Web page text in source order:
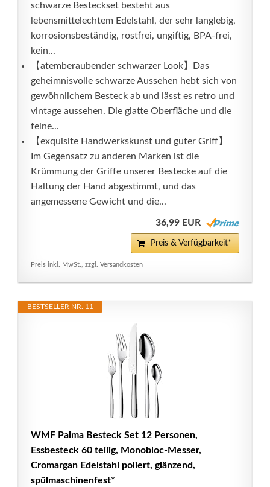
schwarze Besteckset besteht aus
lebensmittelechtem Edelstahl, der sehr langlebig,
korrosionsbeständig, rostfrei, ungiftig, BPA-frei,
kein...
【atemberaubender schwarzer Look】Das
geheimnisvolle schwarze Aussehen hebt sich von
gewöhnlichem Besteck ab und lässt es retro und
vintage aussehen. Die glatte Oberfläche und die
feine...
【exquisite Handwerkskunst und guter Griff】
Im Gegensatz zu anderen Marken ist die
Krümmung der Griffe unserer Bestecke auf die
Haltung der Hand abgestimmt, und das
angemessene Gewicht und die...
36,99 EUR
Preis & Verfügbarkeit*
Preis inkl. MwSt., zzgl. Versandkosten
BESTSELLER NR. 11
WMF Palma Besteck Set 12 Personen,
Essbesteck 60 teilig, Monobloc-Messer,
Cromargan Edelstahl poliert, glänzend,
spülmaschinenfest*